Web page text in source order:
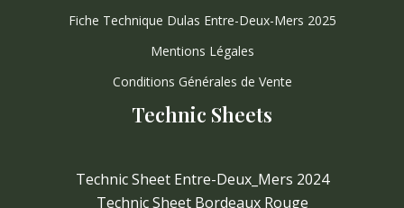
Fiche Technique Dulas Entre-Deux-Mers 2025
Mentions Légales
Conditions Générales de Vente
Technic Sheets
Technic Sheet Entre-Deux_Mers 2024
Technic Sheet Bordeaux Rouge